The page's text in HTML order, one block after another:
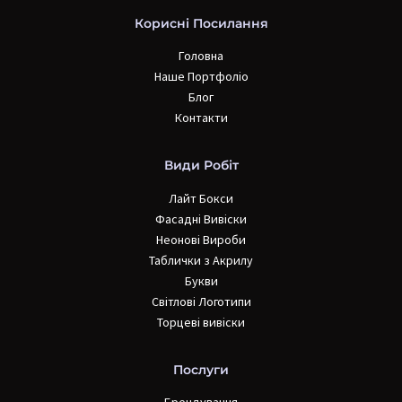
Корисні Посилання
Головна
Наше Портфоліо
Блог
Контакти
Види Робіт
Лайт Бокси
Фасадні Вивіски
Неонові Вироби
Таблички з Акрилу
Букви
Світлові Логотипи
Торцеві вивіски
Послуги